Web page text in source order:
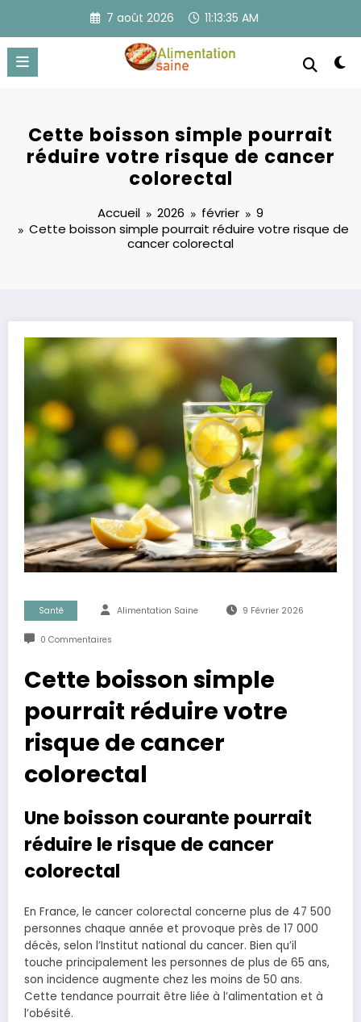
contenu
7 août 2026 11:13:35 AM
Cette boisson simple pourrait
réduire votre risque de cancer
colorectal
Accueil 2026 février
9
Cette boisson simple pourrait réduire votre risque de
cancer colorectal
Santé Alimentation Saine 9 Février 2026
0 Commentaires
Cette boisson simple
pourrait réduire votre
risque de cancer
colorectal
Une boisson courante pourrait
réduire le risque de cancer
colorectal
En France, le cancer colorectal concerne plus de 47 500
personnes chaque année et provoque près de 17 000
décès, selon l’Institut national du cancer. Bien qu’il
touche principalement les personnes de plus de 65 ans,
son incidence augmente chez les moins de 50 ans.
Cette tendance pourrait être liée à l’alimentation et à
l’obésité.